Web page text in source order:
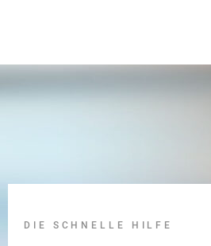
DIE SCHNELLE HILFE